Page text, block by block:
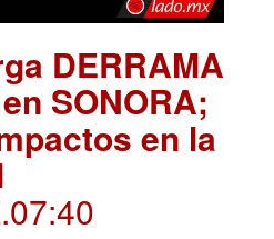
DERRAMA
SONORA;
en la
.07:40